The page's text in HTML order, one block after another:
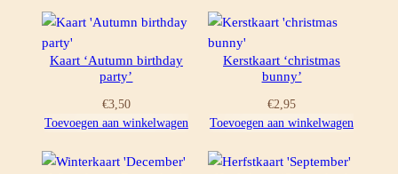
Kaart ‘Autumn birthday
party’
€3,50
Toevoegen aan winkelwagen
Kerstkaart ‘christmas
bunny’
€2,95
Toevoegen aan winkelwagen